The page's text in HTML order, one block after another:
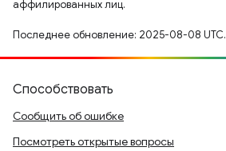
аффилированных лиц.
Последнее обновление: 2025-08-08 UTC.
Способствовать
Сообщить об ошибке
Посмотреть открытые вопросы